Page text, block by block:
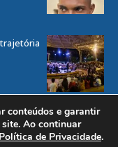
Jornal Local® -by
conteúdos e garantir
Ao continuar
Política de Privacidade.